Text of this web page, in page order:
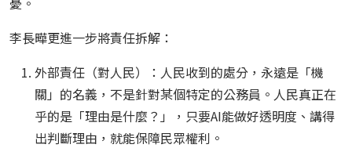
李長曄更進一步將責任拆解：
外部責任（對人民）：人民收到的處分，永遠是「機
關」的名義，不是針對某個特定的公務員。人民真正在
乎的是「理由是什麼？」，只要AI能做好透明度、講得
出判斷理由，就能保障民眾權利。